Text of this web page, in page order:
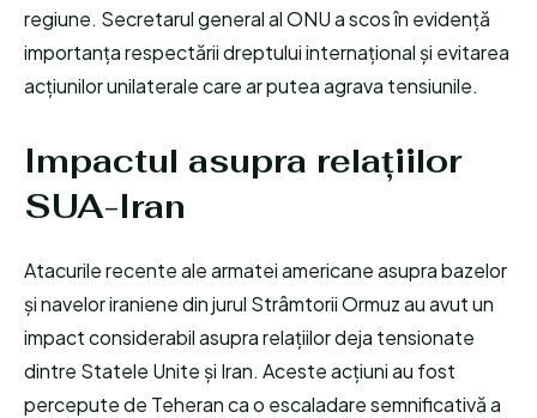
regiune. Secretarul general al ONU a scos în evidență
importanța respectării dreptului internațional și evitarea
acțiunilor unilaterale care ar putea agrava tensiunile.
Impactul asupra relațiilor
SUA-Iran
Atacurile recente ale armatei americane asupra bazelor
și navelor iraniene din jurul Strâmtorii Ormuz au avut un
impact considerabil asupra relațiilor deja tensionate
dintre Statele Unite și Iran. Aceste acțiuni au fost
percepute de Teheran ca o escaladare semnificativă a